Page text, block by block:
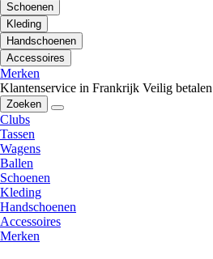
Schoenen
Kleding
Handschoenen
Accessoires
Merken
Klantenservice in Frankrijk Veilig betalen
Zoeken
Clubs
Tassen
Wagens
Ballen
Schoenen
Kleding
Handschoenen
Accessoires
Merken